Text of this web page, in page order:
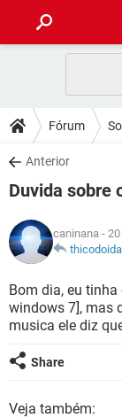
CELULAR
OUTLOOK
INSTAGRAM
GUIA DE COMPRAS
DICAS
JOGOS
INSTAGRAM
GUIA DE COMPRAS
DOWNLOADS
JOGOS
CELULAR
OUTLOOK
INSTAGRAM
GUIA DE COMPRAS
JOGOS
CELULAR
OUTLOOK
INSTAGRAM
GUIA DE COMPRAS
GLOSSÁRIO
JOGOS
CELULAR
INSTAGRAM
GUIA DE COMPRAS
Fórum
Anterior
Duvida sobre
caninana -
Bom dia, eu
windows 7], mas
musica ele diz
Share
Veja também: